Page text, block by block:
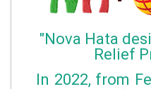
"Nova Hata
Relief
In 2022, from